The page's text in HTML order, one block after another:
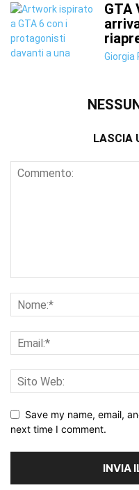
GTA
Giorgia
LASCIA
Save my name, email,
next time I comment.